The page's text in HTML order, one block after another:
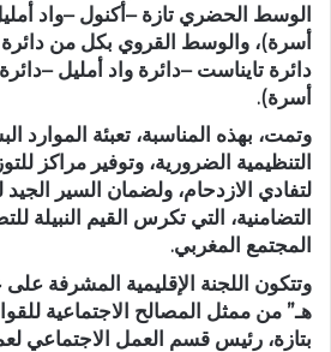
أسرة)، والوسط القروي بكل من دائرة
أسرة).
وتمت، بهذه المناسبة، تعبئة الموارد
التنظيمية الضرورية، وتوفير مراكز
لتفادي الازدحام، ولضمان السير الجيد
التضامنية، التي تكرس القيم النبيلة
المجتمع المغربي.
هـ” من ممثل المصالح الاجتماعية
بتازة، رئيس قسم العمل الاجتماعي